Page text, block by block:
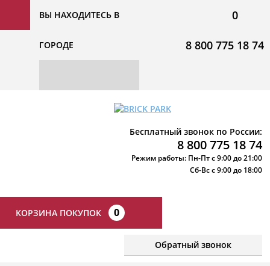
ВЫ НАХОДИТЕСЬ В
ГОРОДЕ
0
8 800 775 18 74
Бесплатный звонок по России:
8 800 775 18 74
Режим работы: Пн-Пт с 9:00 до 21:00
Сб-Вс с 9:00 до 18:00
КОРЗИНА ПОКУПОК 0
Обратный звонок